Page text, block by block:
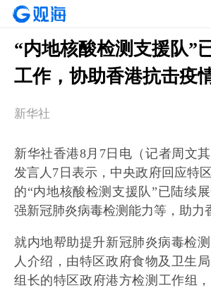
“内地核酸检测支援队”
工作，协助香港抗击疫
新华社
新华社香港8月7日电（记者周文
发言人7日表示，中央政府回应特
的“内地核酸检测支援队”已陆续
强新冠肺炎病毒检测能力等，助力
就内地帮助提升新冠肺炎病毒检
人介绍，由特区政府食物及卫生
组长的特区政府港方检测工作组